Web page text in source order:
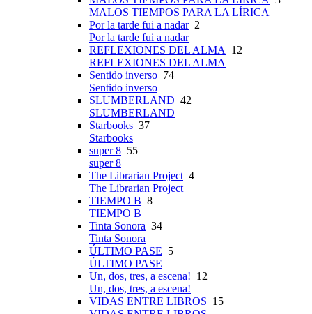
MALOS TIEMPOS PARA LA LÍRICA
Por la tarde fui a nadar2
Por la tarde fui a nadar
REFLEXIONES DEL ALMA
12
REFLEXIONES DEL ALMA
Sentido inverso 74
Sentido inverso
SLUMBERLAND 42
SLUMBERLAND
Starbooks 37
Starbooks
super 8 55
super 8
The Librarian Project 4
The Librarian Project
TIEMPO B 8
TIEMPO B
Tinta Sonora 34
Tinta Sonora
ÚLTIMO PASE 5
ÚLTIMO PASE
Un, dos, tres, a escena! 12
Un, dos, tres, a escena!
VIDAS ENTRE LIBROS 15